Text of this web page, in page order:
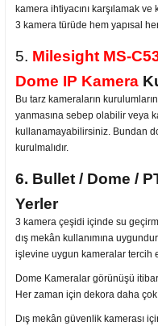
kamera ihtiyacını karşılamak
3 kamera türüde hem yapısal
5. Milesight MS-
Dome IP Kamera
Bu tarz kameraların
yanmasına sebep olabilir veya
kullanamayabilirsiniz. Bundan
kurulmalıdır.
6. Bullet / Dome /
Yerler
3 kamera çeşidi içinde su
dış mekân kullanımına
işlevine uygun kameralar tercih
Dome Kameralar görünüşü
Her zaman için dekora daha
Dış mekân güvenlik kamerası